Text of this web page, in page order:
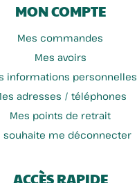
MON COMPTE
Mes commandes
Mes avoirs
informations personnelles
adresses / téléphones
Mes points de retrait
souhaite me déconnecter
ACCÈS RAPIDE